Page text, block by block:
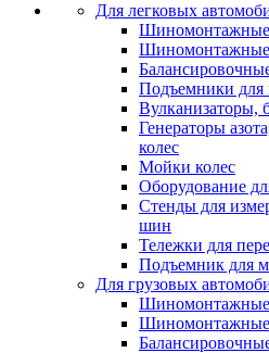
Для легковых
Шиномонтажные
Подъемники
Вулканизаторы,
Генераторы
колес
Мойки колес
Оборудование
Стенды для
шин
Тележки для
Подъемник для
Для грузовых
Шиномонтажные